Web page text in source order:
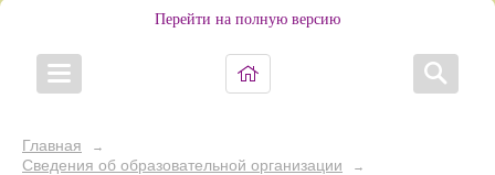
Перейти на полную версию
Главная →
Сведения об образовательной организации →